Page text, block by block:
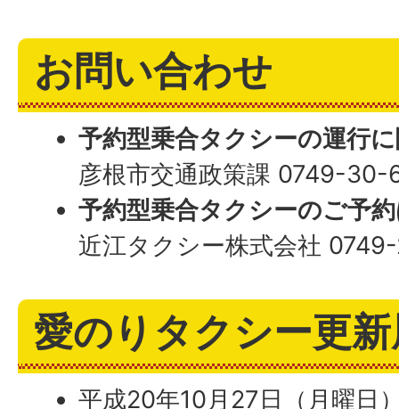
お問い合わせ
予約型乗合タクシーの運行
彦根市交通政策課 0749-30-
予約型乗合タクシーのご予
近江タクシー株式会社
愛のりタクシー更
平成20年10月27日（月曜日